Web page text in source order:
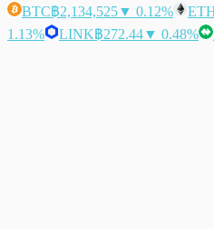
BTC฿2,134,525▼ 0.12%
1.13%
LINK฿272.44▼ 0.48%